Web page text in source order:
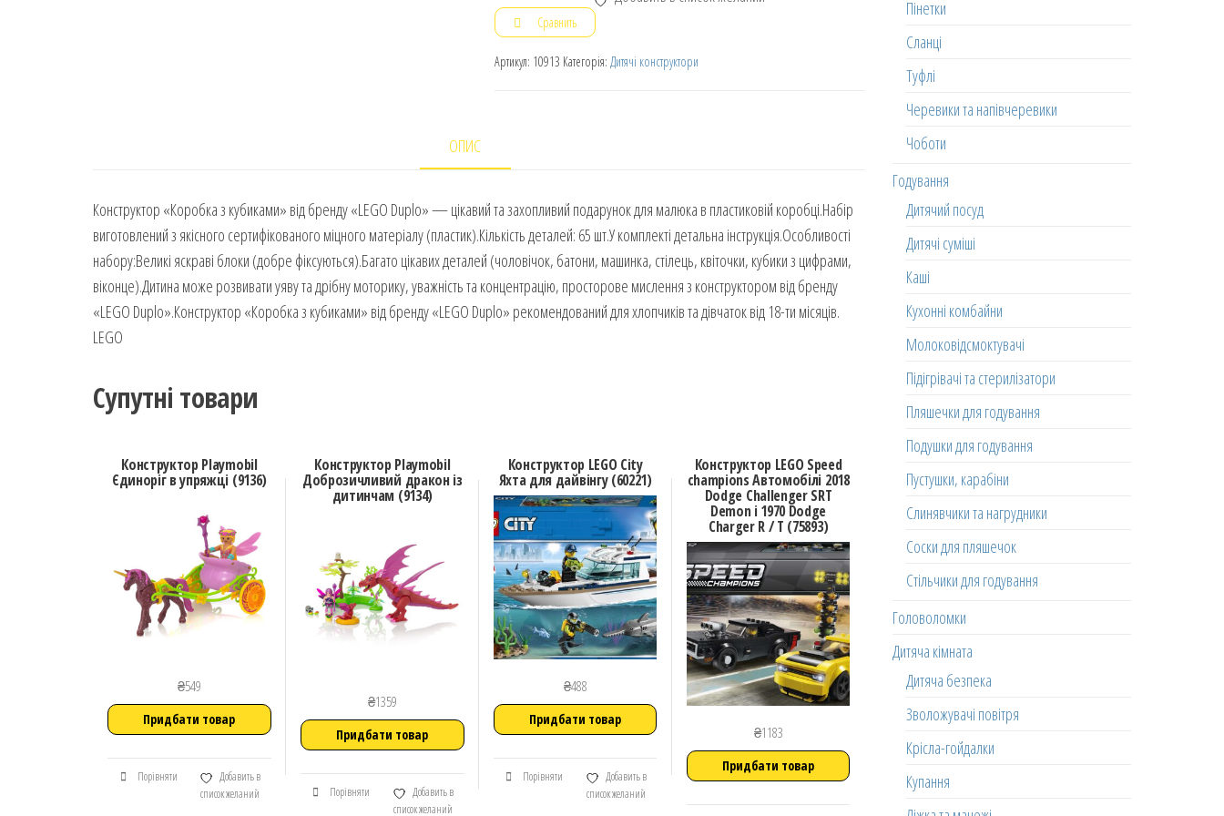
Сравнить
Артикул: 10913 Категорія: Дитячі конструктори
ОПИС
Конструктор «Коробка з кубиками» від бренду «LEGO Duplo» — цікавий та захопливий подарунок для малюка в пластиковій коробці.Набір
виготовлений з якісного сертифікованого міцного матеріалу (пластик).Кількість деталей: 65 шт.У комплекті детальна інструкція.Особливості
набору:Великі яскраві блоки (добре фіксуються).Багато цікавих деталей (чоловічок, батони, машинка, стілець, квіточки, кубики з цифрами,
віконце).Дитина може розвивати уяву та дрібну моторику, уважність та концентрацію, просторове мислення з конструктором від бренду
«LEGO Duplo».Конструктор «Коробка з кубиками» від бренду «LEGO Duplo» рекомендований для хлопчиків та дівчаток від 18-ти місяців.
LEGO
Супутні товари
Конструктор Playmobil
Єдиноріг в упряжці (9136)
₴549
Придбати товар
Порівняти
Добавить в
список желаний
Конструктор Playmobil
Доброзичливий дракон із
дитинчам (9134)
₴1359
Придбати товар
Порівняти
Добавить в
список желаний
Конструктор LEGO City
Яхта для дайвінгу (60221)
₴488
Придбати товар
Порівняти
Добавить в
список желаний
Конструктор LEGO Speed
champions Автомобілі 2018
Dodge Challenger SRT
Demon і 1970 Dodge
Charger R / T (75893)
₴1183
Придбати товар
Пінетки
Сланці
Туфлі
Черевики та напівчеревики
Чоботи
Годування
Дитячий посуд
Дитячі суміші
Каші
Кухонні комбайни
Молоковідсмоктувачі
Підігрівачі та стерилізатори
Пляшечки для годування
Подушки для годування
Пустушки, карабіни
Слинявчики та нагрудники
Соски для пляшечок
Стільчики для годування
Головоломки
Дитяча кімната
Дитяча безпека
Зволожувачі повітря
Крісла-гойдалки
Купання